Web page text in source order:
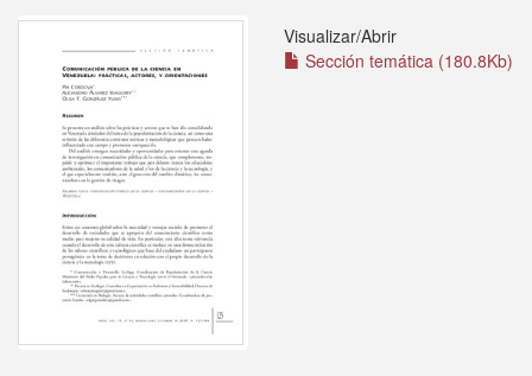
Visualizar/Abrir
Sección temática (180.8Kb)